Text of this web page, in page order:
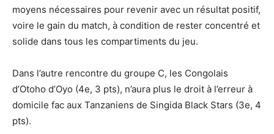
moyens nécessaires pour revenir avec un résultat positif,
voire le gain du match, à condition de rester concentré et
solide dans tous les compartiments du jeu.
Dans l’autre rencontre du groupe C, les Congolais
d’Otoho d’Oyo (4e, 3 pts), n’aura plus le droit à l’erreur à
domicile fac aux Tanzaniens de Singida Black Stars (3e, 4
pts).